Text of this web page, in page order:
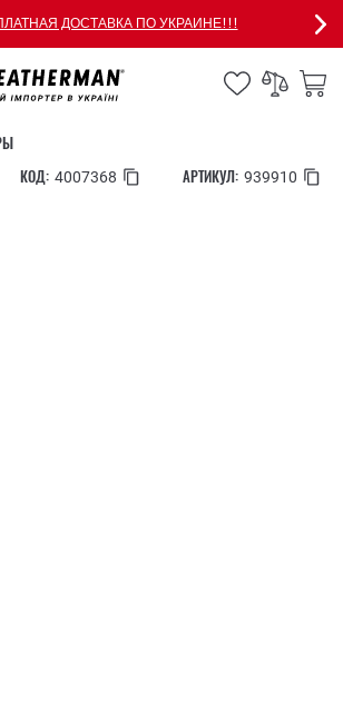
ДОСТАВКА ПО УКРАИНЕ!!!
КОД: 4007368 АРТИКУЛ: 939910